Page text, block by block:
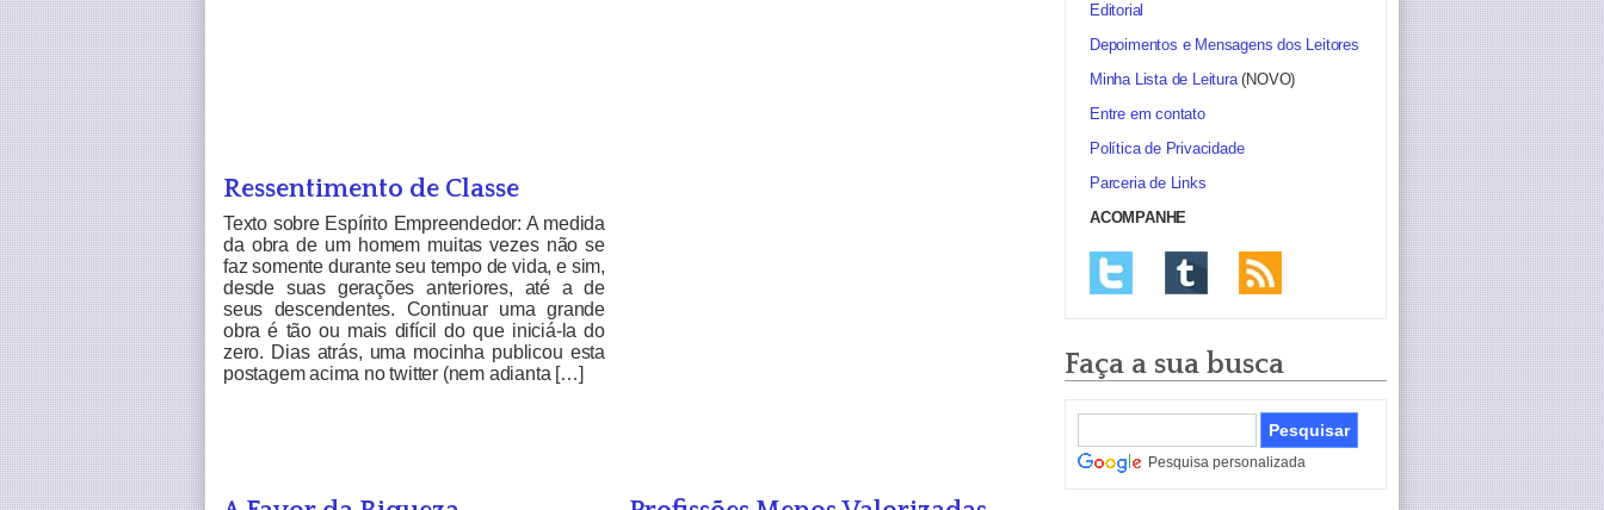
Ressentimento de Classe
Texto sobre Espírito Empreendedor: A medida
da obra de um homem muitas vezes não se
faz somente durante seu tempo de vida, e sim,
desde suas gerações anteriores, até a de
seus descendentes. Continuar uma grande
obra é tão ou mais difícil do que iniciá-la do
zero. Dias atrás, uma mocinha publicou esta
postagem acima no twitter (nem adianta […]
Editorial
Depoimentos e Mensagens dos Leitores
Minha Lista de Leitura(NOVO)
Entre em contato
Política de Privacidade
Parceria de Links
ACOMPANHE
Faça a sua busca
Pesquisa personalizada